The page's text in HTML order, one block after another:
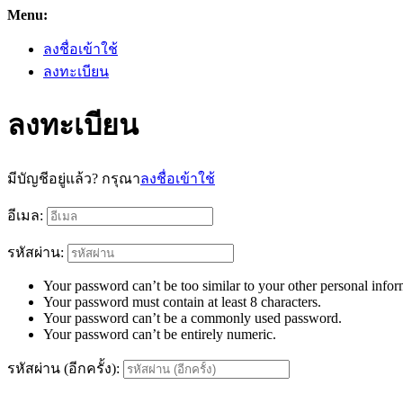
Menu:
ลงชื่อเข้าใช้
ลงทะเบียน
ลงทะเบียน
มีบัญชีอยู่แล้ว? กรุณาลงชื่อเข้าใช้
อีเมล:
รหัสผ่าน:
Your password can’t be too similar to your other personal
Your password must contain at least 8 characters.
Your password can’t be a commonly used password.
Your password can’t be entirely numeric.
รหัสผ่าน (อีกครั้ง):